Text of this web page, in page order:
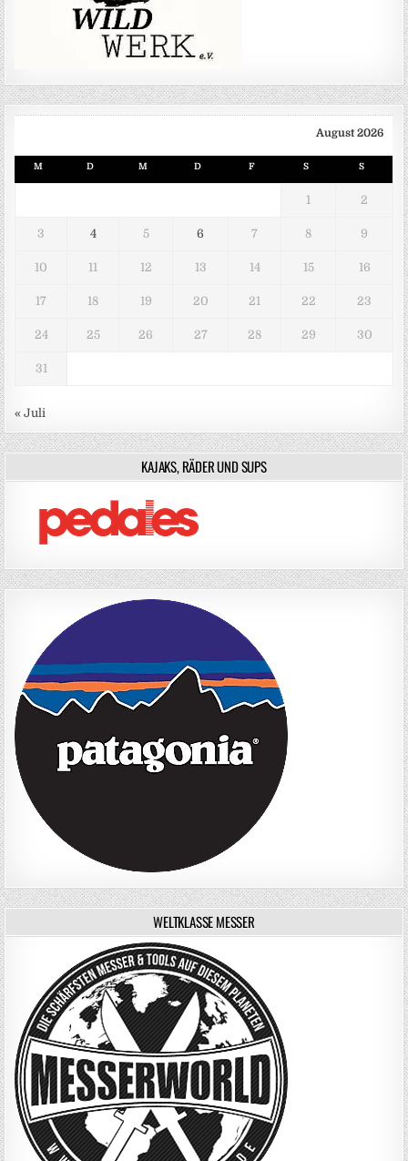
August 2026
M D M D F S S
1 2
3 4 5 6 7 8 9
10 11 12 13 14 15 16
17 18 19 20 21 22 23
24 25 26 27 28 29 30
31
« Juli
KAJAKS, RÄDER UND SUPS
WELTKLASSE MESSER